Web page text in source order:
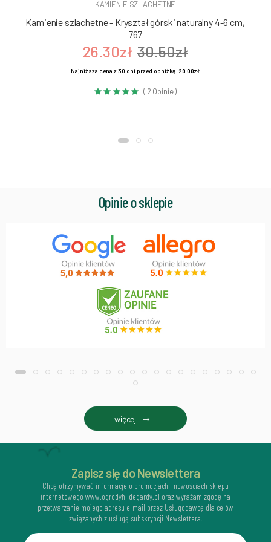
KAMIENIE SZLACHETNE
Kamienie szlachetne - Kryształ górski naturalny 4-6 cm,
767
26.30zł 30.50zł
Najniższa cena z 30 dni przed obniżką:29.00zł
( 2 Opinie )
Opinie o sklepie
więcej
Zapisz się do Newslettera
Chcę otrzymywać informacje o promocjach i nowościach sklepu
internetowego www.ogrodyhildegardy.pl oraz wyrażam zgodę na
przetwarzanie mojego adresu e-mail przez Usługodawcę dla celów
związanych z usługą subskrypcji Newslettera.